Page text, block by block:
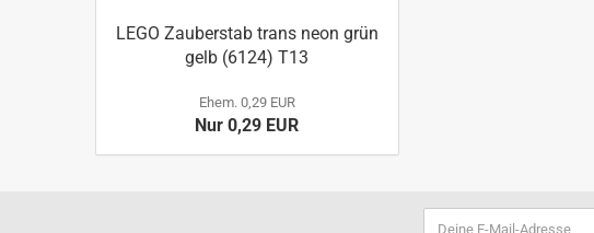
LEGO Zauberstab trans neon grün
gelb (6124) T13
Ehem. 0,29 EUR
Nur 0,29 EUR